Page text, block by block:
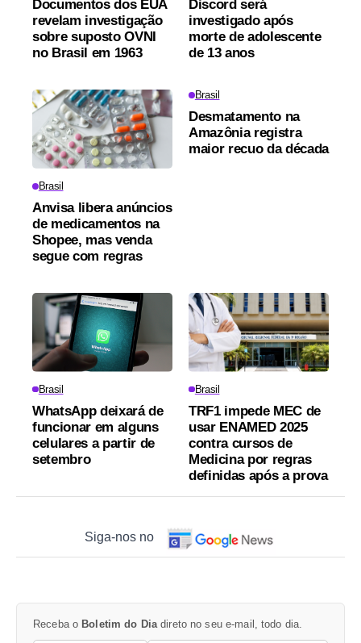
Documentos dos EUA
revelam investigação
sobre suposto OVNI
no Brasil em 1963
Discord será
investigado após
morte de adolescente
de 13 anos
Brasil
Anvisa libera anúncios
de medicamentos na
Shopee, mas venda
segue com regras
Brasil
Desmatamento na
Amazônia registra
maior recuo da década
Brasil
WhatsApp deixará de
funcionar em alguns
celulares a partir de
setembro
Brasil
TRF1 impede MEC de
usar ENAMED 2025
contra cursos de
Medicina por regras
definidas após a prova
Siga-nos no
Receba o Boletim do Diadireto no seu e-mail, todo dia.